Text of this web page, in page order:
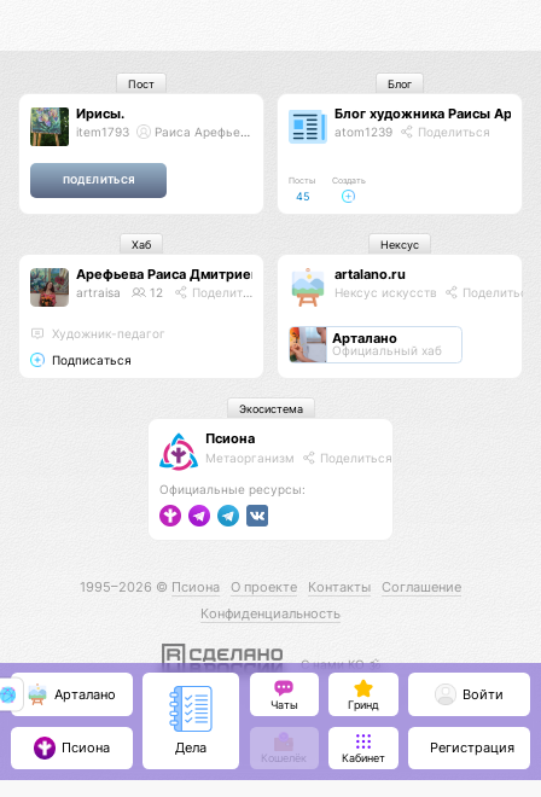
Ирисы.
item1793 Раиса Арефьева
Пост
Блог художника Раисы
atom1239 Поделиться
Посты
45
Создать
Блог
Арефьева Раиса Дмитриевна
artraisa 12 Поделиться
Художник-педагог
Подписаться
Хаб
artalano.ru
Нексус искусств Поделиться
Арталано
Официальный хаб
Нексус
Псиона
Метаорганизм Поделиться
Официальные ресурсы:
Экосистема
1995–2026 © Псиона О проекте Контакты
Соглашение
Конфиденциальность
С нами КО 🕉️
Арталано
Псиона Дела
Чаты Гринд
Кошелёк Кабинет
Войти
Регистрация